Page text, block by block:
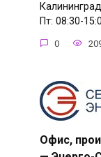
Пт: 08:30-
0
Офис,